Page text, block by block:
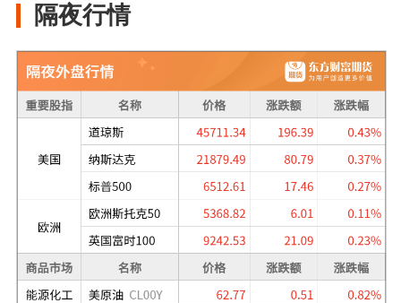
隔夜行情